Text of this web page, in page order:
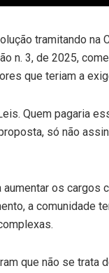
tramitando na
n. 3, de 2025,
que teriam a
Quem pagaria
só não
os cargos
a comunidade
que não se trata